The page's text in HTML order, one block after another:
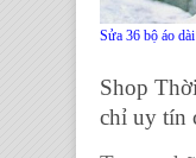
Sửa 36 bộ áo
Shop
chỉ uy tín